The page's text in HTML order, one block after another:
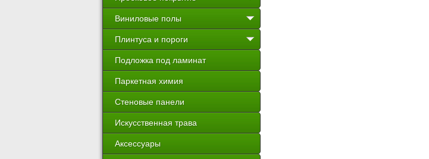
Виниловые полы
Плинтуса и пороги
Подложка под ламинат
Паркетная химия
Стеновые панели
Искусственная трава
Аксессуары